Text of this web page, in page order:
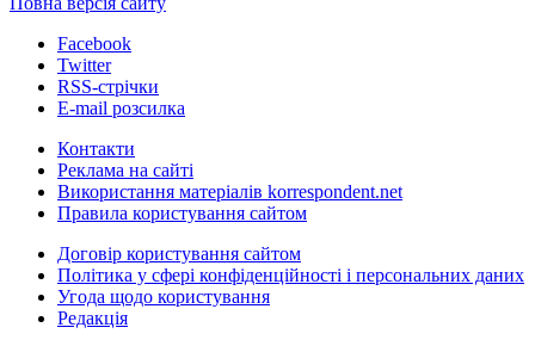
Facebook
Twitter
RSS-стрічки
E-mail розсилка
Контакти
Реклама на сайті
Використання матеріалів korrespondent.net
Правила користування сайтом
Договір користування сайтом
Політика у сфері конфіденційності і персональних даних
Угода щодо користування
Редакція